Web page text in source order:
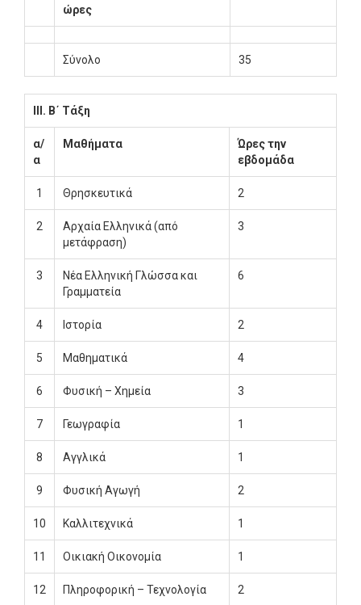
ώρες
Σύνολο 35
ΙΙΙ. Β΄ Τάξη
α/
α
Μαθήματα
Ώρες την
εβδομάδα
1 Θρησκευτικά 2
2
Αρχαία Ελληνικά (από
μετάφραση)
3
3
Νέα Ελληνική Γλώσσα και
Γραμματεία
6
4 Ιστορία 2
5 Μαθηματικά 4
6 Φυσική – Χημεία 3
7 Γεωγραφία 1
8 Αγγλικά 1
9 Φυσική Αγωγή 2
10 Καλλιτεχνικά 1
11 Οικιακή Οικονομία 1
12 Πληροφορική – Τεχνολογία 2